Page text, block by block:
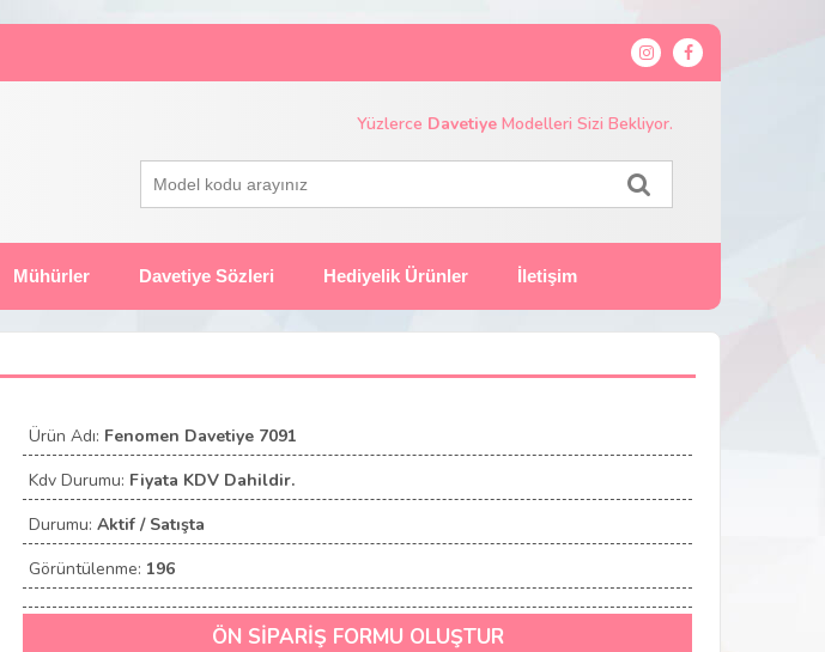
Yüzlerce Davetiye Modelleri Sizi Bekliyor.
Mühürler Davetiye Sözleri Hediyelik Ürünler İletişim
Ürün Adı: Fenomen Davetiye 7091
Kdv Durumu: Fiyata KDV Dahildir.
Durumu: Aktif / Satışta
Görüntülenme: 196
ÖN SİPARİŞ FORMU OLUŞTUR